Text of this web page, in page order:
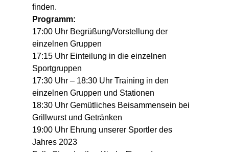
finden.
Programm:
17:00 Uhr Begrüßung/Vorstellung der
einzelnen Gruppen
17:15 Uhr Einteilung in die einzelnen
Sportgruppen
17:30 Uhr – 18:30 Uhr Training in den
einzelnen Gruppen und Stationen
18:30 Uhr Gemütliches Beisammensein bei
Grillwurst und Getränken
19:00 Uhr Ehrung unserer Sportler des
Jahres 2023